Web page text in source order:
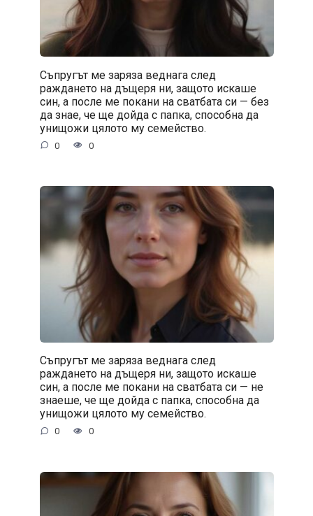
Съпругът ме заряза веднага след
раждането на дъщеря ни, защото искаше
син, а после ме покани на сватбата си — без
да знае, че ще дойда с папка, способна да
унищожи цялото му семейство.
0 0
Съпругът ме заряза веднага след
раждането на дъщеря ни, защото искаше
син, а после ме покани на сватбата си — не
знаеше, че ще дойда с папка, способна да
унищожи цялото му семейство.
0 0